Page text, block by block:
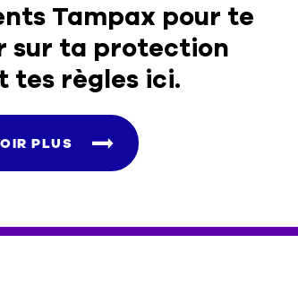
Tampax pour te
sur ta protection
tes règles ici.
PLUS